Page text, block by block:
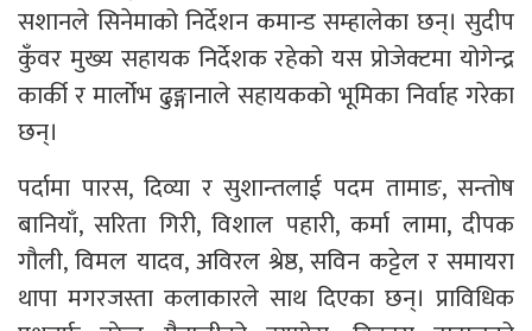
सशानले सिनेमाको निर्देशन कमान्ड सम्हालेका छन्। सुदीप
कुँवर मुख्य सहायक निर्देशक रहेको यस प्रोजेक्टमा योगेन्द्र
कार्की र मार्लोभ ढुङ्गानाले सहायकको भूमिका निर्वाह गरेका
छन्।
पर्दामा पारस, दिव्या र सुशान्तलाई पदम तामाङ, सन्तोष
बानियाँ, सरिता गिरी, विशाल पहारी, कर्मा लामा, दीपक
गौली, विमल यादव, अविरल श्रेष्ठ, सविन कट्टेल र समायरा
थापा मगरजस्ता कलाकारले साथ दिएका छन्। प्राविधिक